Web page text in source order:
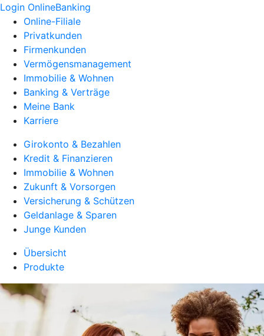
Login OnlineBanking
Online-Filiale
Privatkunden
Firmenkunden
Vermögensmanagement
Immobilie & Wohnen
Banking & Verträge
Meine Bank
Karriere
Girokonto & Bezahlen
Kredit & Finanzieren
Immobilie & Wohnen
Zukunft & Vorsorgen
Versicherung & Schützen
Geldanlage & Sparen
Junge Kunden
Übersicht
Produkte